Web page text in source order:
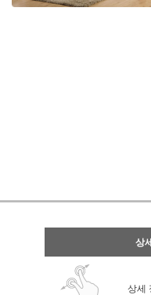
상
상세